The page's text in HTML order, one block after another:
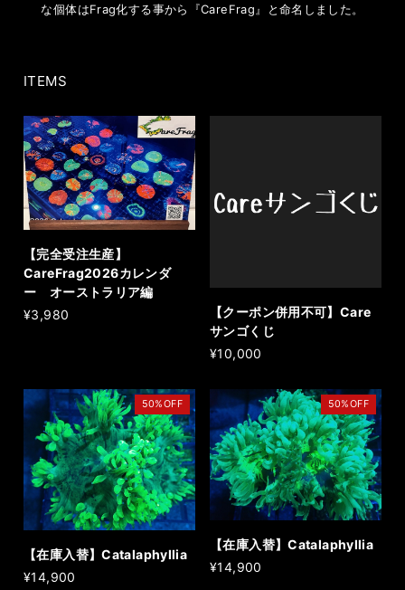
な個体はFrag化する事から『CareFrag』と命名しました。
ITEMS
【完全受注生産】
CareFrag2026カレンダ
ー オーストラリア編
¥3,980
【クーポン併用不可】Care
サンゴくじ
¥10,000
50%OFF
【在庫入替】Catalaphyllia
¥14,900
50%OFF
【在庫入替】Catalaphyllia
¥14,900